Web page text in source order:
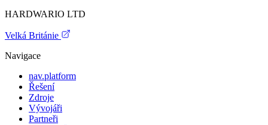
HARDWARIO LTD
Velká Británie
Navigace
nav.platform
Řešení
Zdroje
Vývojáři
Partneři